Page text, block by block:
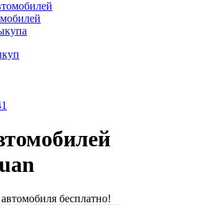
бесплатно!